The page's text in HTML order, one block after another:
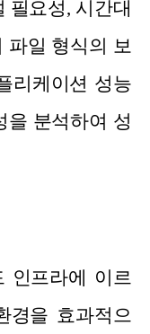
필요성, 시간대
파일 형식의 보
리케이션 성능
을 분석하여 성
인프라에 이르
경을 효과적으